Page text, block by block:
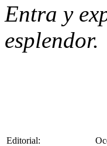
Entra y
esplendor.
Editorial: